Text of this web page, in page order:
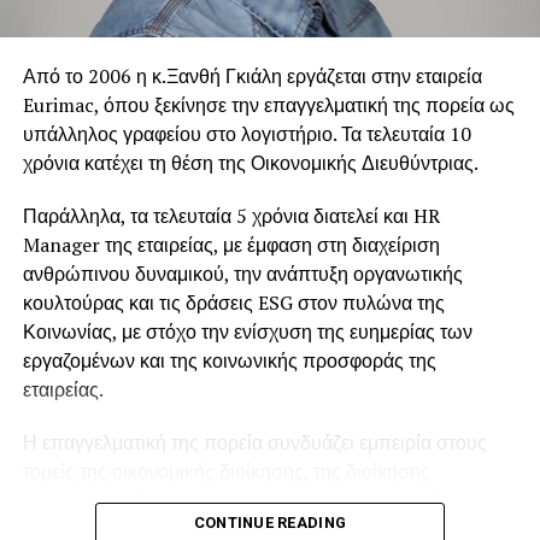
4)Συναντήσατε προβλήματα και πως τα
αντιμετωπίσατε;
Σε κάθε νέα επιχειρηματική δραστηριότητα υπάρχουν
προβλήματα. Η επιμονή και η υπομονή σε συνδυασμό με
το ελληνικό δαιμόνιο δίνουν πάντα λύσεις. Πιστεύω ότι το
μόνο που χρειάζεται είναι απλά να μην τα παρατάς.
Δημόσιες ευχαριστίες προς τον Ελληνικό Λαό
Σε δηλώσεις του, ο Πρέσβης της Μπολιβαριανής
Δημοκρατίας της Βενεζουέλας εξέφρασε τις θερμές
ευχαριστίες του προς τον ελληνικό λαό για το μεγάλο κύμα
αλληλεγγύης που αναπτύχθηκε μετά την τραγωδία, καθώς
της εθνικής ανθρωπιστικής προσπάθειας.
Ιδιαίτερη αναφορά έκανε στους εθελοντές του Εθνικού
Συντονιστικού Κέντρου Εθελοντών, οι οποίοι, όπως
ανέφερε, με αγάπη, αφοσίωση και ανιδιοτέλεια
προετοιμάζουν και συσκευάζουν καθημερινά την
ανθρωπιστική βοήθεια που θα φτάσει στους πληγέντες
δεσμούς που συνδέουν τη Βενεζουέλα με την Ελλάδα,
μέσα από την πολυάριθμη και δραστήρια ελληνική
Από το 2006 η κ.Ξανθή Γκιάλη εργάζεται στην εταιρεία
Eurimac, όπου ξεκίνησε την επαγγελματική της πορεία ως
υπάλληλος γραφείου στο λογιστήριο. Τα τελευταία 10
χρόνια κατέχει τη θέση της Οικονομικής Διευθύντριας.
Παράλληλα, τα τελευταία 5 χρόνια διατελεί και HR
Manager της εταιρείας, με έμφαση στη διαχείριση
ανθρώπινου δυναμικού, την ανάπτυξη οργανωτικής
κουλτούρας και τις δράσεις ESG στον πυλώνα της
Κοινωνίας, με στόχο την ενίσχυση της ευημερίας των
εργαζομένων και της κοινωνικής προσφοράς της
εταιρείας.
Η επαγγελματική της πορεία συνδυάζει εμπειρία στους
ανθρώπινου δυναμικού και της βιώσιμης εταιρικής
CONTINUE READING